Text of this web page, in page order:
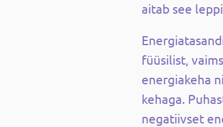
aitab see
füüsilist,
energiakeha
kehaga.
negatiivset